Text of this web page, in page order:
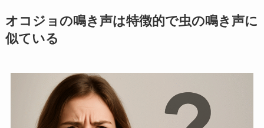
オコジョの鳴き声は特徴的で虫の鳴き声に
似ている